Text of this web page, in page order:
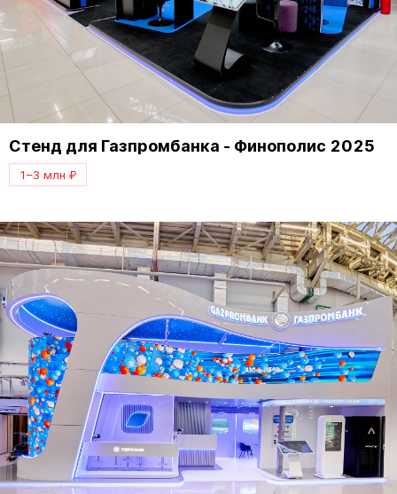
Стенд для Газпромбанка - Финополис 2025
1–3 млн ₽